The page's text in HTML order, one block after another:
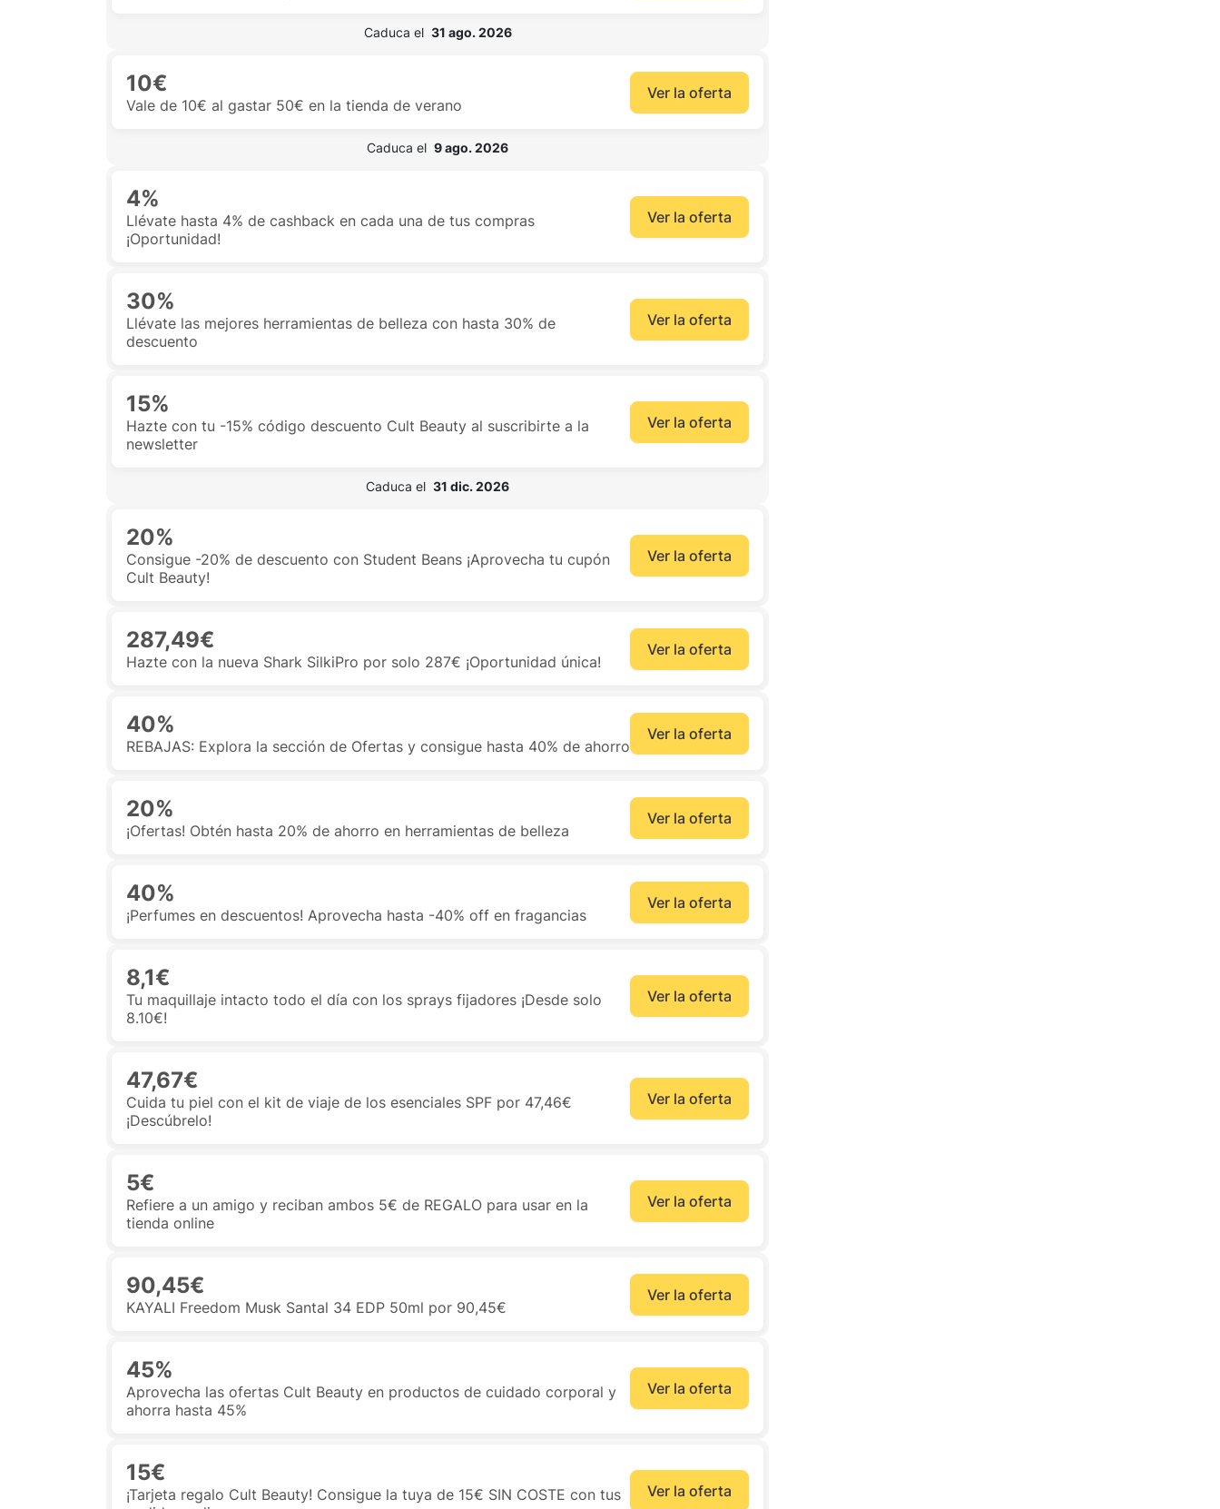
Caduca el 31 ago. 2026
10€
Vale de 10€ al gastar 50€ en la tienda de verano
Ver la oferta
Caduca el 9 ago. 2026
4%
Llévate hasta 4% de cashback en cada una de tus compras
¡Oportunidad!
Ver la oferta
30%
Llévate las mejores herramientas de belleza con hasta 30% de
descuento
Ver la oferta
15%
Hazte con tu -15% código descuento Cult Beauty al suscribirte a la
newsletter
Ver la oferta
Caduca el 31 dic. 2026
20%
Consigue -20% de descuento con Student Beans ¡Aprovecha tu cupón
Cult Beauty!
Ver la oferta
287,49€
Hazte con la nueva Shark SilkiPro por solo 287€ ¡Oportunidad única!
Ver la oferta
40%
REBAJAS: Explora la sección de Ofertas y consigue hasta 40% de ahorro
Ver la oferta
20%
¡Ofertas! Obtén hasta 20% de ahorro en herramientas de belleza
Ver la oferta
40%
¡Perfumes en descuentos! Aprovecha hasta -40% off en fragancias
Ver la oferta
8,1€
Tu maquillaje intacto todo el día con los sprays fijadores ¡Desde solo
8.10€!
Ver la oferta
47,67€
Cuida tu piel con el kit de viaje de los esenciales SPF por 47,46€
¡Descúbrelo!
Ver la oferta
5€
Refiere a un amigo y reciban ambos 5€ de REGALO para usar en la
tienda online
Ver la oferta
90,45€
KAYALI Freedom Musk Santal 34 EDP 50ml por 90,45€
Ver la oferta
45%
Aprovecha las ofertas Cult Beauty en productos de cuidado corporal y
ahorra hasta 45%
Ver la oferta
15€
¡Tarjeta regalo Cult Beauty! Consigue la tuya de 15€ SIN COSTE con tus
Ver la oferta